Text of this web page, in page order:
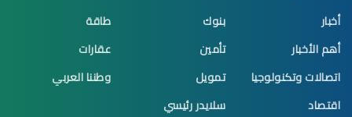
أخبار
أهم الأخبار
اتصالات وتكنولوجيا
اقتصاد
بنوك
تأمين
تمويل
سلايدر رئيسي
طاقة
عقارات
وطننا العربي